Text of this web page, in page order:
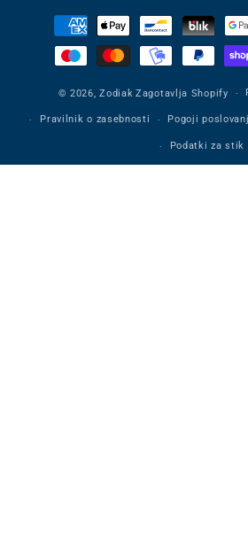
Načini
plačila
© 2026,Zodiak Zagotavlja Shopify
Pravilnik o zasebnosti Pogoji
Podatki za stik